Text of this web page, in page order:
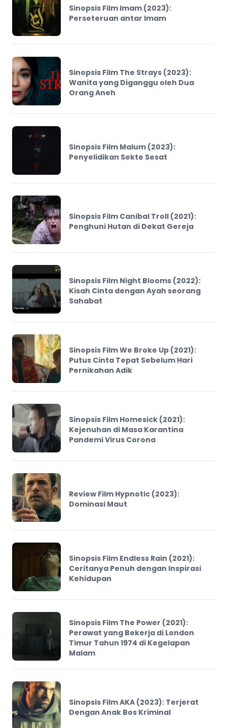
Sinopsis Film Imam (2023):
Perseteruan antar Imam
Sinopsis Film The Strays (2023):
Wanita yang Diganggu oleh Dua
Orang Aneh
Sinopsis Film Malum (2023):
Penyelidikan Sekte Sesat
Sinopsis Film Canibal Troll (2021):
Penghuni Hutan di Dekat Gereja
Sinopsis Film Night Blooms (2022):
Kisah Cinta dengan Ayah seorang
Sahabat
Sinopsis Film We Broke Up (2021):
Putus Cinta Tepat Sebelum Hari
Pernikahan Adik
Sinopsis Film Homesick (2021):
Kejenuhan di Masa Karantina
Pandemi Virus Corona
Review Film Hypnotic (2023):
Dominasi Maut
Sinopsis Film Endless Rain (2021):
Ceritanya Penuh dengan Inspirasi
Kehidupan
Sinopsis Film The Power (2021):
Perawat yang Bekerja di London
Timur Tahun 1974 di Kegelapan
Malam
Sinopsis Film AKA (2023): Terjerat
Dengan Anak Bos Kriminal